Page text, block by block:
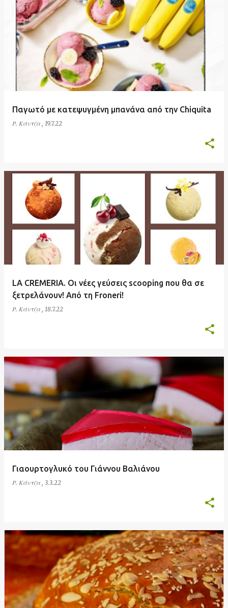
Παγωτό με κατεψυγμένη μπανάνα από την Chiquita
Ρ. Κάντζα , 19.7.22
LA CREMERIA. Οι νέες γεύσεις scooping που θα σε
ξετρελάνουν! Από τη Froneri!
Ρ. Κάντζα , 18.7.22
Γιαουρτογλυκό του Γιάννου Βαλιάνου
Ρ. Κάντζα , 3.3.22